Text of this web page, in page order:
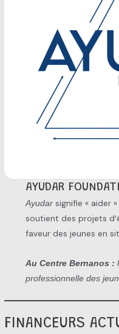
AYUDAR
Ayudar signifie « aider
soutient des projets
faveur des jeunes en
Au Centre Bernanos :
professionnelle des
FINANCEURS